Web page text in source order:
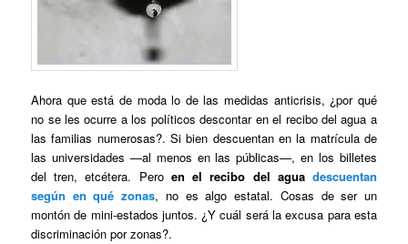
Ahora que está de moda lo de las medidas anticrisis, ¿por qué
no se les ocurre a los políticos descontar en el recibo del agua a
las familias numerosas?. Si bien descuentan en la matrícula de
las universidades —al menos en las públicas—, en los billetes
del tren, etcétera. Pero en el recibo del agua descuentan
según en qué zonas, no es algo estatal. Cosas de ser un
montón de mini-estados juntos. ¿Y cuál será la excusa para esta
discriminación por zonas?.